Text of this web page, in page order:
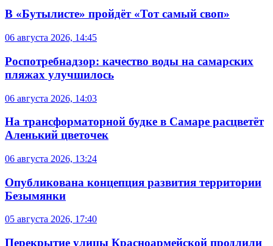
В «Бутылисте» пройдёт «Тот самый своп»
06 августа 2026, 14:45
Роспотребнадзор: качество воды на самарских
пляжах улучшилось
06 августа 2026, 14:03
На трансформаторной будке в Самаре расцветёт
Аленький цветочек
06 августа 2026, 13:24
Опубликована концепция развития территории
Безымянки
05 августа 2026, 17:40
Перекрытие улицы Красноармейской продлили